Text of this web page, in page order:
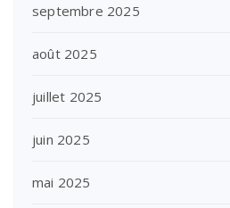
septembre 2025
août 2025
juillet 2025
juin 2025
mai 2025